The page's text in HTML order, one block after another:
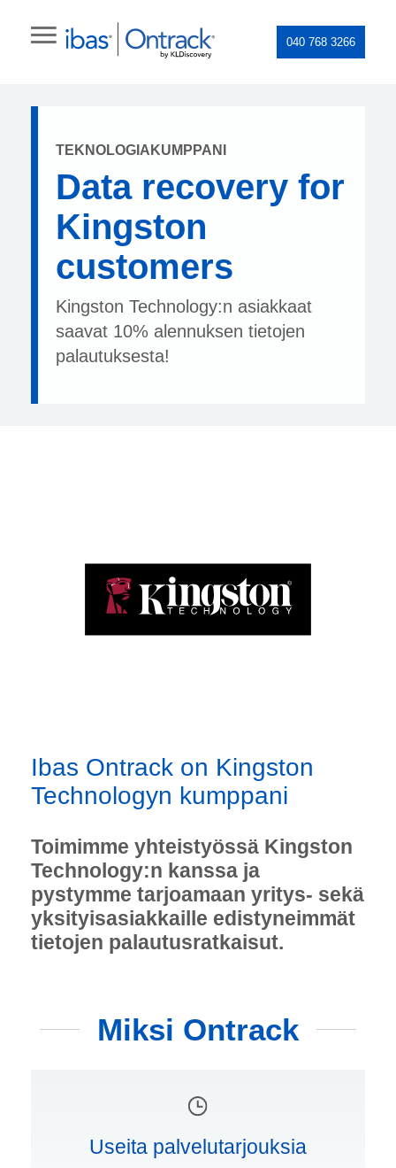
040 768 3266
TEKNOLOGIAKUMPPANI
Data recovery for
Kingston
customers
Kingston Technology:n asiakkaat
saavat 10% alennuksen tietojen
palautuksesta!
Ibas Ontrack on Kingston
Technologyn kumppani
Toimimme yhteistyössä Kingston
Technology:n kanssa ja
pystymme tarjoamaan yritys- sekä
yksityisasiakkaille edistyneimmät
tietojen palautusratkaisut.
Miksi Ontrack
Useita palvelutarjouksia